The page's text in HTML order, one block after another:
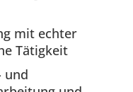
mit echter
Tätigkeit
und